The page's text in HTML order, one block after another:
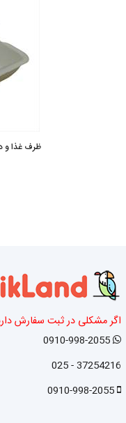
ظرف غذا و
اگر مشکلی در ثبت سفارش
0910-998-2055
37254216 - 025
0910-998-2055